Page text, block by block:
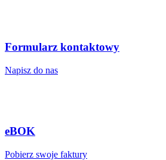
Formularz kontaktowy
Napisz do nas
eBOK
Pobierz swoje faktury